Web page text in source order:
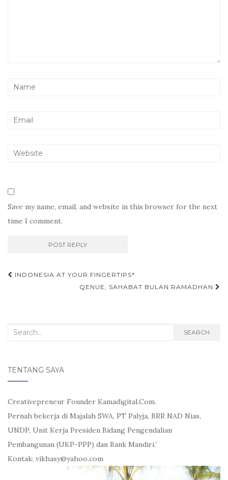
Save my name, email, and website in this browser for the next
time I comment.
Post
navigation
INDONESIA AT YOUR FINGERTIPS*
QENUE, SAHABAT BULAN RAMADHAN
Search
SEARCH
TENTANG SAYA
Creativepreneur Founder Kamadigital.Com.
Pernah bekerja di Majalah SWA, PT Palyja, BRR NAD Nias,
UNDP, Unit Kerja Presiden Bidang Pengendalian
Pembangunan (UKP-PPP) dan Bank Mandiri.’
Kontak: vikhasy@yahoo.com